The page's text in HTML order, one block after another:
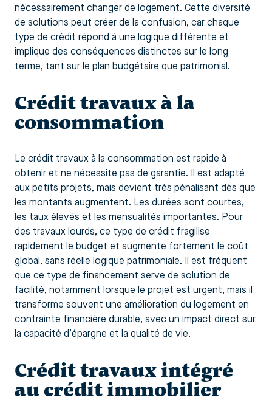
nécessairement changer de logement. Cette diversité
de solutions peut créer de la confusion, car chaque
type de crédit répond à une logique différente et
implique des conséquences distinctes sur le long
terme, tant sur le plan budgétaire que patrimonial.
Crédit travaux à la
consommation
Le crédit travaux à la consommation est rapide à
obtenir et ne nécessite pas de garantie. Il est adapté
aux petits projets, mais devient très pénalisant dès que
les montants augmentent. Les durées sont courtes,
les taux élevés et les mensualités importantes. Pour
des travaux lourds, ce type de crédit fragilise
rapidement le budget et augmente fortement le coût
global, sans réelle logique patrimoniale. Il est fréquent
que ce type de financement serve de solution de
facilité, notamment lorsque le projet est urgent, mais il
transforme souvent une amélioration du logement en
contrainte financière durable, avec un impact direct sur
la capacité d’épargne et la qualité de vie.
Crédit travaux intégré
au crédit immobilier